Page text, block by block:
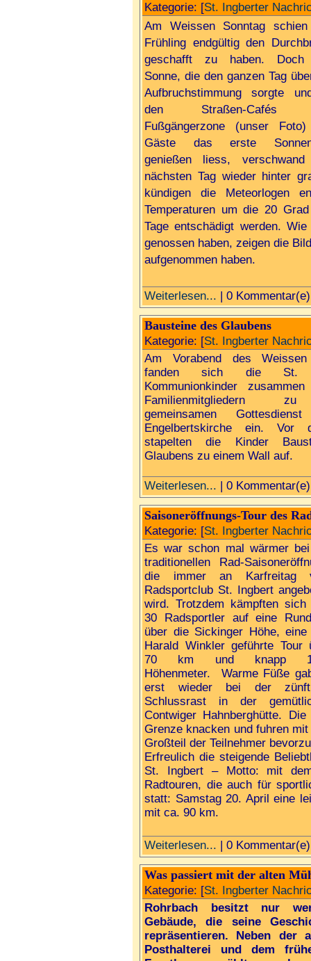
Kategorie: [St. Ingberter
Am Weissen Sonntag
Frühling endgültig den
geschafft zu haben.
Sonne, die den ganzen Tag
Aufbruchstimmung sorgte
den Straßen-Cafés
Fußgängerzone (unser
Gäste das erste
genießen liess,
nächsten Tag wieder hinter
kündigen die Meteorlogen
Temperaturen um die 20
Tage entschädigt werden.
genossen haben, zeigen die
aufgenommen haben.
Weiterlesen... | 0 Kommentar(e)
Bausteine des Glaubens
Kategorie: [St. Ingberter
Am Vorabend des Weissen
fanden sich die St.
Kommunionkinder
Familienmitgliedern
gemeinsamen
Engelbertskirche ein. Vor
stapelten die Kinder
Glaubens zu einem Wall auf.
Weiterlesen... | 0 Kommentar(e)
Saisoneröffnungs-Tour des
Kategorie: [St. Ingberter
Es war schon mal wärmer
traditionellen Rad-
die immer an Karfreitag
Radsportclub St. Ingbert
wird. Trotzdem kämpften sich
30 Radsportler auf eine
über die Sickinger Höhe, eine
Harald Winkler geführte Tour
70 km und knapp
Höhenmeter. Warme Füße
erst wieder bei der
Schlussrast in der
Contwiger Hahnberghütte.
Grenze knacken und fuhren
Großteil der Teilnehmer
Erfreulich die steigende
St. Ingbert – Motto: mit
Radtouren, die auch für
statt: Samstag 20. April eine
mit ca. 90 km.
Weiterlesen... | 0 Kommentar(e)
Was passiert mit der alten
Kategorie: [St. Ingberter
Rohrbach besitzt nur
Gebäude, die seine
repräsentieren. Neben der
Posthalterei und dem